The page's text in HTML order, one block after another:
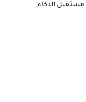
مستقبل الذكاء